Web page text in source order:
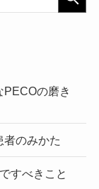
PECOの磨き
者のみかた
すべきこと